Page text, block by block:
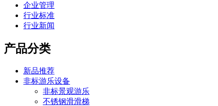
企业管理
行业标准
行业新闻
产品分类
新品推荐
非标游乐设备
非标景观游乐
不锈钢滑滑梯